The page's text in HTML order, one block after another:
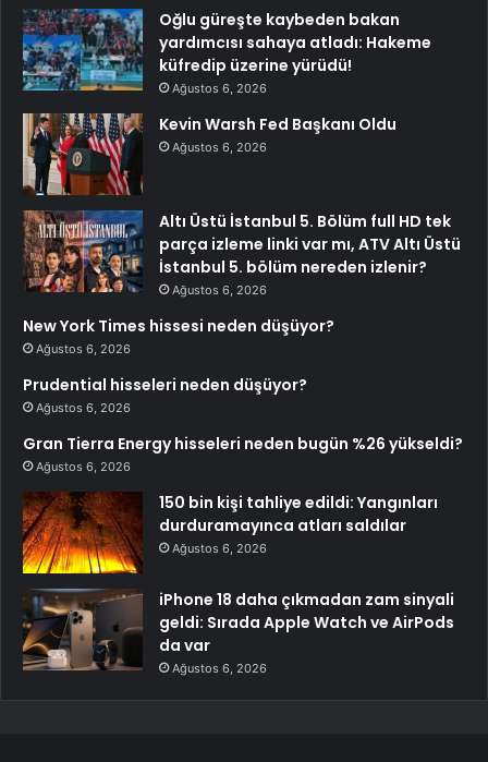
Oğlu güreşte kaybeden bakan
yardımcısı sahaya atladı: Hakeme
küfredip üzerine yürüdü!
Ağustos 6, 2026
Kevin Warsh Fed Başkanı Oldu
Ağustos 6, 2026
Altı Üstü İstanbul 5. Bölüm full HD tek
parça izleme linki var mı, ATV Altı Üstü
İstanbul 5. bölüm nereden izlenir?
Ağustos 6, 2026
New York Times hissesi neden düşüyor?
Ağustos 6, 2026
Prudential hisseleri neden düşüyor?
Ağustos 6, 2026
Gran Tierra Energy hisseleri neden bugün %26 yükseldi?
Ağustos 6, 2026
150 bin kişi tahliye edildi: Yangınları
durduramayınca atları saldılar
Ağustos 6, 2026
iPhone 18 daha çıkmadan zam sinyali
geldi: Sırada Apple Watch ve AirPods
da var
Ağustos 6, 2026